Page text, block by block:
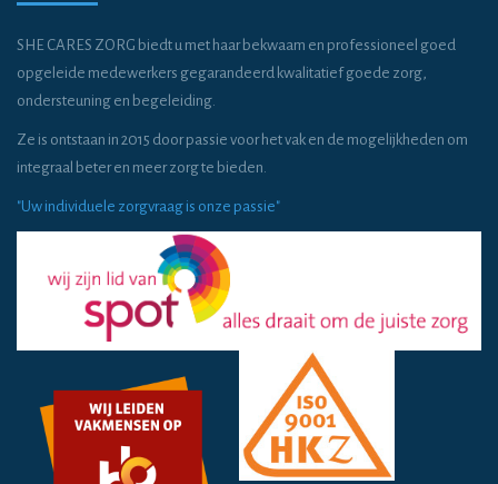
SHE CARES ZORG biedt u met haar bekwaam en professioneel goed
opgeleide medewerkers gegarandeerd kwalitatief goede zorg,
ondersteuning en begeleiding.
Ze is ontstaan in 2015 door passie voor het vak en de mogelijkheden om
integraal beter en meer zorg te bieden.
"Uw individuele zorgvraag is onze passie"